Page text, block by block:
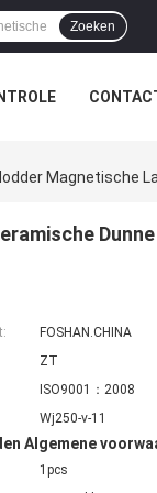
Zoeken
Magnetische
FOSHAN.CHINA
ZT
ISO9001：2008
Wj250-v-11
Algemene
1pcs